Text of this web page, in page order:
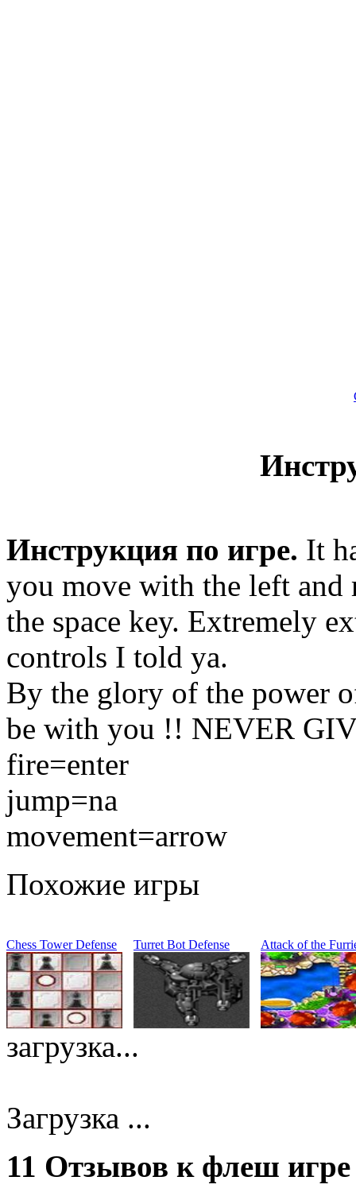
Инструкция по игре. It
you move with the left
the space key. Extremely
controls I told ya.
By the glory of the power
be with you !! NEVER
fire=enter
jump=na
movement=arrow
Похожие игры
Chess Tower Defense Turret Bot Defense Attack of the
загрузка...
Загрузка ...
11 Отзывов к флеш